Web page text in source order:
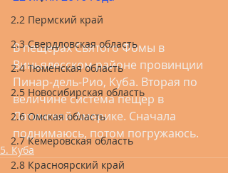
2.2 Пермский край
2.3 Свердловская область
2.4 Тюменская область
2.5 Новосибирская область
2.6 Омская область
2.7 Кемеровская область
2.8 Красноярский край
В пещерах Святого Фомы в
Виньялесском районе провинции
Пинар-дель-Рио, Куба. Вторая по
величине система пещер в
Латинской Америке. Сначала
поднимаюсь, потом погружаюсь.
5. Куба